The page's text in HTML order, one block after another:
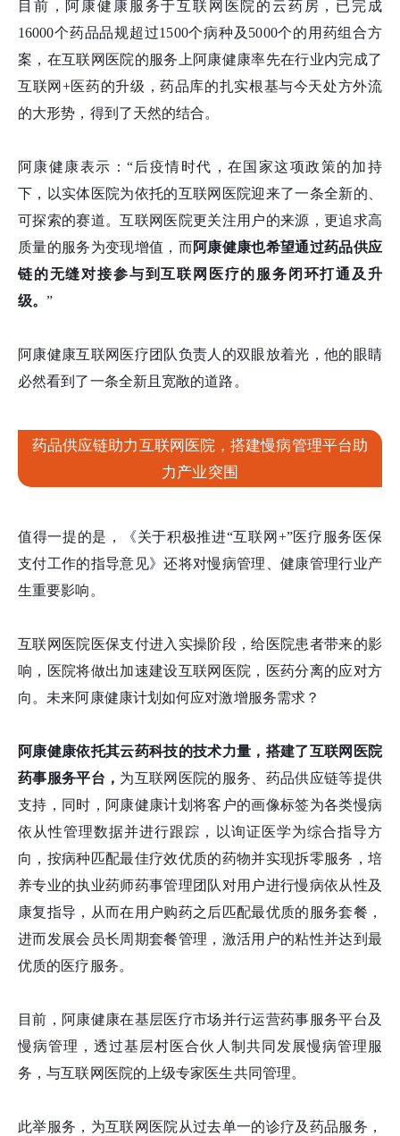
目前，阿康健康服务于互联网医院的云药房，已完成
16000个药品品规超过1500个病种及5000个的用药组合方
案，在互联网医院的服务上阿康健康率先在行业内完成了
互联网+医药的升级，药品库的扎实根基与今天处方外流
的大形势，得到了天然的结合。
阿康健康表示：“后疫情时代，在国家这项政策的加持
下，以实体医院为依托的互联网医院迎来了一条全新的、
可探索的赛道。互联网医院更关注用户的来源，更追求高
质量的服务为变现增值，而阿康健康也希望通过药品供应
链的无缝对接参与到互联网医疗的服务闭环打通及升
级。”
阿康健康互联网医疗团队负责人的双眼放着光，他的眼睛
必然看到了一条全新且宽敞的道路。
药品供应链助力互联网医院，搭建慢病管理平台助
力产业突围
值得一提的是，《关于积极推进“互联网+”医疗服务医保
支付工作的指导意见》还将对慢病管理、健康管理行业产
生重要影响。
互联网医院医保支付进入实操阶段，给医院患者带来的影
响，医院将做出加速建设互联网医院，医药分离的应对方
向。未来阿康健康计划如何应对激增服务需求？
阿康健康依托其云药科技的技术力量，搭建了互联网医院
药事服务平台， 为互联网医院的服务、药品供应链等提供
支持，同时，阿康健康计划将客户的画像标签为各类慢病
依从性管理数据并进行跟踪，以询证医学为综合指导方
向，按病种匹配最佳疗效优质的药物并实现拆零服务，培
养专业的执业药师药事管理团队对用户进行慢病依从性及
康复指导，从而在用户购药之后匹配最优质的服务套餐，
进而发展会员长周期套餐管理，激活用户的粘性并达到最
优质的医疗服务。
目前，阿康健康在基层医疗市场并行运营药事服务平台及
慢病管理，透过基层村医合伙人制共同发展慢病管理服
务，与互联网医院的上级专家医生共同管理。
此举服务，为互联网医院从过去单一的诊疗及药品服务，